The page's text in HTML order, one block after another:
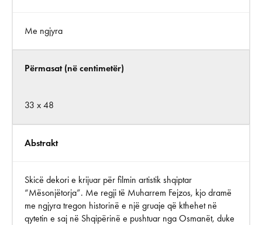
Me ngjyra
Përmasat (në centimetër)
33 x 48
Abstrakt
Skicë dekori e krijuar për filmin artistik shqiptar
“Mësonjëtorja”. Me regji të Muharrem Fejzos, kjo dramë
me ngjyra tregon historinë e një gruaje që kthehet në
qytetin e saj në Shqipërinë e pushtuar nga Osmanët, duke